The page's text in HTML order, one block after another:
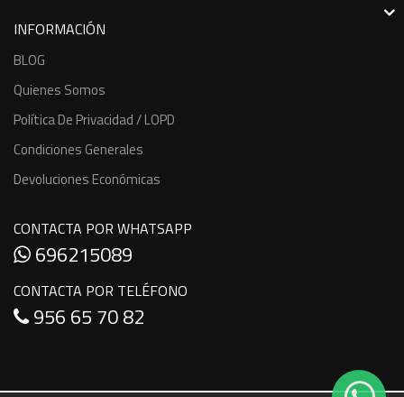
INFORMACIÓN
BLOG
Quienes Somos
Política De Privacidad / LOPD
Condiciones Generales
Devoluciones Económicas
CONTACTA POR WHATSAPP
696215089
CONTACTA POR TELÉFONO
956 65 70 82